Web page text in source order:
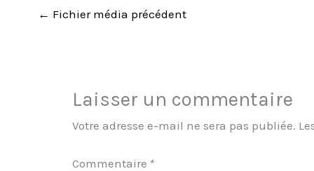
← Fichier média précédent
Laisser un commentaire
Votre adresse e-mail ne sera pas publiée.
Commentaire *